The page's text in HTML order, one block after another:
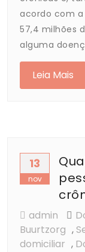
acordo com a
57,4 milhões
alguma
Leia Mais
13
nov
admin
Buurtzorg ,
domiciliar ,